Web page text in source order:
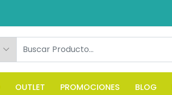
OUTLET PROMOCIONES BLOG